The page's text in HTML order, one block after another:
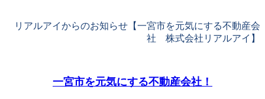
リアルアイからのお知らせ【一宮市を元気にする不動産会
社 株式会社リアルアイ】
一宮市を元気にする不動産会社！